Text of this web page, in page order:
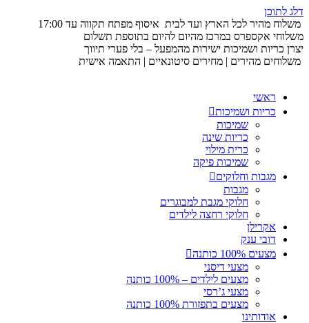
דלג לתוכן
משלוח מהיר לכל הארץ ועד לבית איסוף מפתח תקווה עד 17:00
משלוחי אקספרס במרכז מהיום להיום בתוספת תשלום
יצרן כריות ושמיכות ישירות מהמפעל – בלי פערי תיווך
משלוחים מהירים | מחירים סיטונאיים | התאמה אישית
ראשי
כריות ושמיכות
שמיכות
כריות שינה
כרית מילוי
שמיכות פיקה
מגבות וחלוקים
מגבות
חלוקי מגבת למבוגרים
חלוקי רחצה לילדים
אקרילן
דובי ענק
מצעים 100% כותנה
מצעי דיסני
מצעים לילדים – 100% כותנה
מצעי ג’רסי
מצעים בתפזורת 100% כותנה
אודותינו